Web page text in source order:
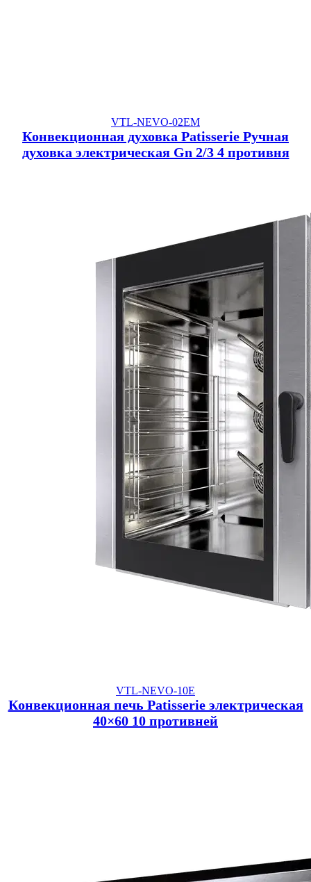
VTL-NEVO-02EM
Конвекционная духовка Patisserie Ручная
духовка электрическая Gn 2/3 4 противня
VTL-NEVO-10E
Конвекционная печь Patisserie электрическая
40×60 10 противней